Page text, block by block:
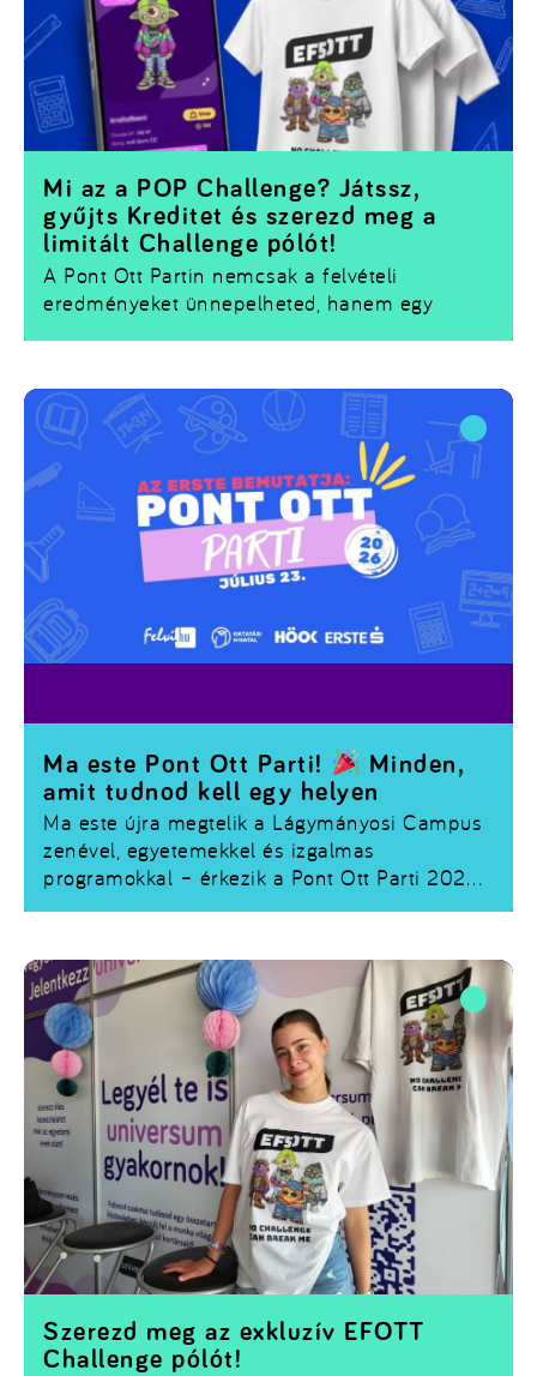
A Pont Ott Partin nemcsak a felvételi
eredményeket ünnepelheted, hanem egy
során a standoknál különböző feladatokat
teljesíthetsz, miközbenXP-t és Kreditet
gyűjtesz.
Mi az a POP Challenge? Játssz,
gyűjts Kreditet és szerezd meg a
limitált Challenge pólót!
Ma este újra megtelik a Lágymányosi Campus
zenével, egyetemekkel és izgalmas
programokkal – érkezik a Pont Ott Parti 2026!
tudnivalókat.
Ma este Pont Ott Parti!
Minden,
amit tudnod kell egy helyen
Szerezd meg az exkluzív EFOTT
Challenge pólót!